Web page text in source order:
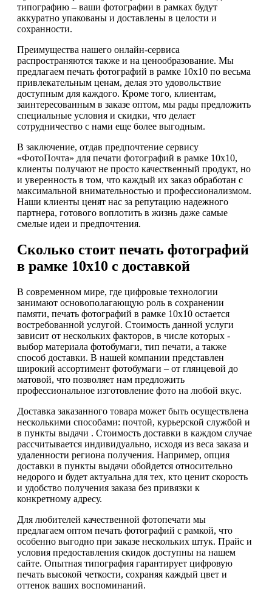
типографию – ваши фотографии в рамках будут
аккуратно упакованы и доставлены в целости и
сохранности.
Преимущества нашего онлайн-сервиса
распространяются также и на ценообразование. Мы
предлагаем печать фотографий в рамке 10х10 по весьма
привлекательным ценам, делая это удовольствие
доступным для каждого. Кроме того, клиентам,
заинтересованным в заказе оптом, мы рады предложить
специальные условия и скидки, что делает
сотрудничество с нами еще более выгодным.
В заключение, отдав предпочтение сервису
«ФотоПочта» для печати фотографий в рамке 10х10,
клиенты получают не просто качественный продукт, но
и уверенность в том, что каждый их заказ обработан с
максимальной внимательностью и профессионализмом.
Наши клиенты ценят нас за репутацию надежного
партнера, готового воплотить в жизнь даже самые
смелые идеи и предпочтения.
Сколько стоит печать фотографий
в рамке 10х10 с доставкой
В современном мире, где цифровые технологии
занимают основополагающую роль в сохранении
памяти, печать фотографий в рамке 10х10 остается
востребованной услугой. Стоимость данной услуги
зависит от нескольких факторов, в числе которых -
выбор материала фотобумаги, тип печати, а также
способ доставки. В нашей компании представлен
широкий ассортимент фотобумаги – от глянцевой до
матовой, что позволяет нам предложить
профессиональное изготовление фото на любой вкус.
Доставка заказанного товара может быть осуществлена
несколькими способами: почтой, курьерской службой и
в пункты выдачи . Стоимость доставки в каждом случае
рассчитывается индивидуально, исходя из веса заказа и
удаленности региона получения. Например, опция
доставки в пункты выдачи обойдется относительно
недорого и будет актуальна для тех, кто ценит скорость
и удобство получения заказа без привязки к
конкретному адресу.
Для любителей качественной фотопечати мы
предлагаем оптом печать фотографий с рамкой, что
особенно выгодно при заказе нескольких штук. Прайс и
условия предоставления скидок доступны на нашем
сайте. Опытная типография гарантирует цифровую
печать высокой четкости, сохраняя каждый цвет и
оттенок ваших воспоминаний.